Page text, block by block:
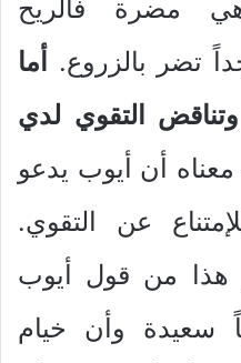
هي مضرة فالريح
تضر بالزروع.
أما
التقوي لدي
معناه أن أيوب يدعو
عن التقوي.
هذا من قول أيوب
سعيدة وأن خيام